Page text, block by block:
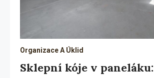
Organizace A Úklid
Sklepní kóje v